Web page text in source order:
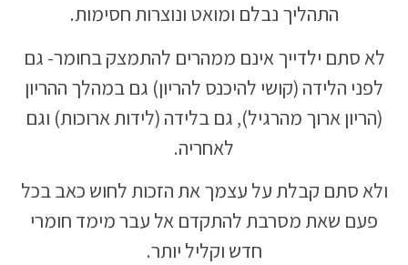
התהליך נבלם ומואט ונוצרות חסימות.
לא סתם ילדייך אינם ממהרים להתמצק בחומר- גם
לפני הלידה (קושי להיכנס להריון) גם במהלך ההריון
(הריון ארוך מהרגיל), גם בלידה (לידות ארוכות) וגם
לאחריה.
ולא סתם קבלת על עצמך את הזכות לחוש כאב בכל
פעם שאת מסרבת להתקדם אל עבר מימד חומרי
חדש וקליל יותר.